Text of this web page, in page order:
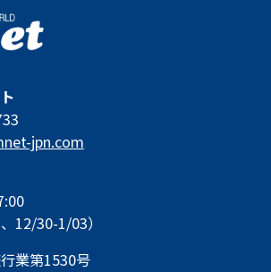
jpn.com
12/30-1/03）
業第1530号